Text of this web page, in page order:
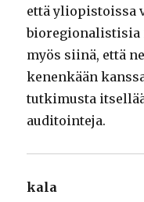
että yliopistoissa
bioregionalistisia
myös siinä, että
kenenkään
tutkimusta
auditointeja.
kala